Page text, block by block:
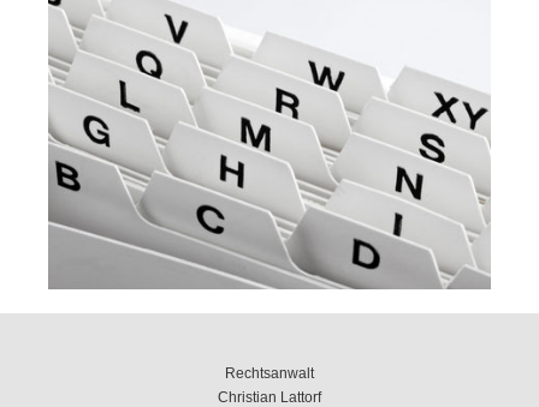
Rechtsanwalt
Christian Lattorf